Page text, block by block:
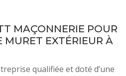
MAÇONNERIE POUR
MURET EXTÉRIEUR À
qualifiée et doté d’une